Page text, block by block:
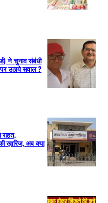
ने चुनाव संबंधी
उठाये सवाल ?
राहत,
ख़ारिज, अब क्या